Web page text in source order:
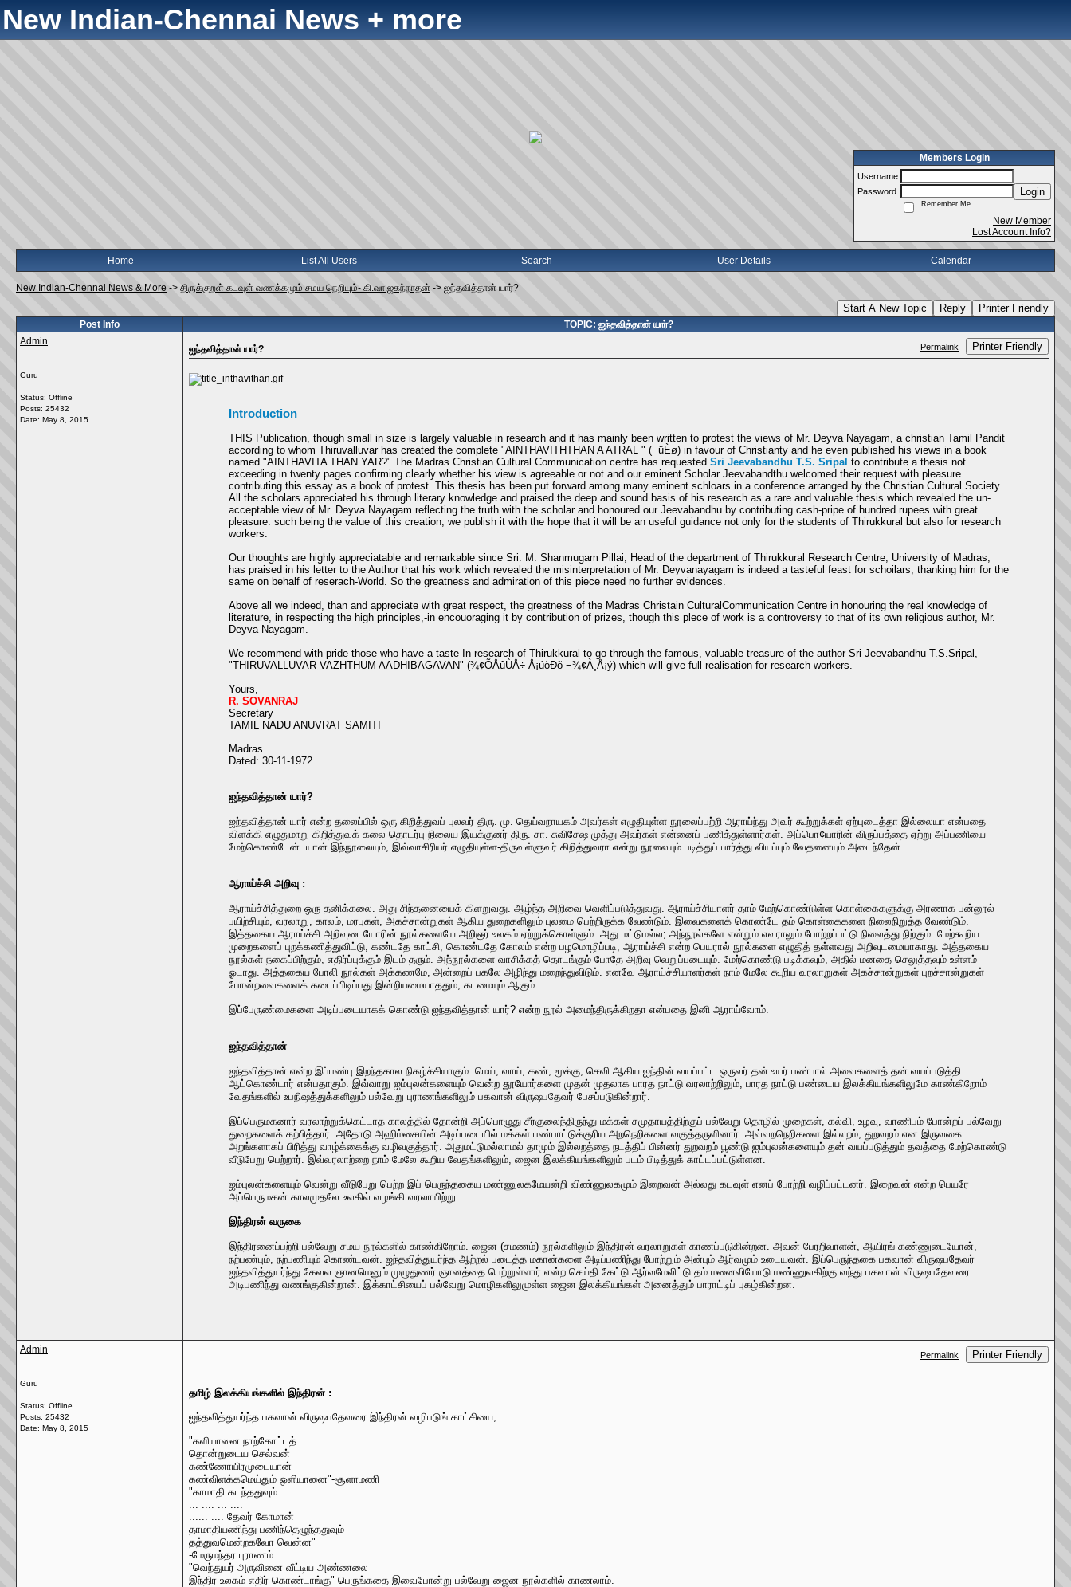
New Indian-Chennai News + more
Members Login
Username
Password
Login
Remember Me
New Member
Lost Account Info?
Home List All Users Search User Details Calendar
New Indian-Chennai News & More -> திருக்குறள் கடவுள் வணக்கமும் சமய நெறியும்- கி.வா.ஜகந்நாதன் -> ஐந்தவித்தான் யார்?
Start A New Topic Reply Printer Friendly
Post Info
TOPIC: ஐந்தவித்தான் யார்?
Admin
Guru
Status: Offline
Posts: 25432
Date: May 8, 2015
ஐந்தவித்தான் யார்? Permalink Printer Friendly
Introduction
THIS Publication, though small in size is largely valuable in research and it has mainly been written to protest the views of Mr. Deyva Nayagam, a christian Tamil Pandit
according to whom Thiruvalluvar has created the complete "AINTHAVITHTHAN A ATRAL " (¬üÈø) in favour of Christianty and he even published his views in a book
named "AINTHAVITA THAN YAR?" The Madras Christian Cultural Communication centre has requested Sri Jeevabandhu T.S. Sripal to contribute a thesis not
exceeding in twenty pages confirming clearly whether his view is agreeable or not and our eminent Scholar Jeevabandthu welcomed their request with pleasure
contributing this essay as a book of protest. This thesis has been put forward among many eminent schloars in a conference arranged by the Christian Cultural Society.
All the scholars appreciated his through literary knowledge and praised the deep and sound basis of his research as a rare and valuable thesis which revealed the un-
acceptable view of Mr. Deyva Nayagam reflecting the truth with the scholar and honoured our Jeevabandhu by contributing cash-pripe of hundred rupees with great
pleasure. such being the value of this creation, we publish it with the hope that it will be an useful guidance not only for the students of Thirukkural but also for research
workers.
Our thoughts are highly appreciatable and remarkable since Sri. M. Shanmugam Pillai, Head of the department of Thirukkural Research Centre, University of Madras,
has praised in his letter to the Author that his work which revealed the misinterpretation of Mr. Deyvanayagam is indeed a tasteful feast for schoilars, thanking him for the
same on behalf of reserach-World. So the greatness and admiration of this piece need no further evidences.
Above all we indeed, than and appreciate with great respect, the greatness of the Madras Christain CulturalCommunication Centre in honouring the real knowledge of
literature, in respecting the high principles,-in encouoraging it by contribution of prizes, though this plece of work is a controversy to that of its own religious author, Mr.
Deyva Nayagam.
We recommend with pride those who have a taste In research of Thirukkural to go through the famous, valuable treasure of the author Sri Jeevabandhu T.S.Sripal,
"THIRUVALLUVAR VAZHTHUM AADHIBAGAVAN" (¾¢ÕÅûÙÅ÷ Å¡úòÐõ ¬¾¢À¸Å¡ý) which will give full realisation for research workers.
Yours,
R. SOVANRAJ
Secretary
TAMIL NADU ANUVRAT SAMITI
Madras
Dated: 30-11-1972
ஐந்தவித்தான் யார்?
ஐந்தவித்தான் யார் என்ற தலைப்பில் ஒரு கிறித்துவப் புலவர் திரு. மு. தெய்வநாயகம் அவர்கள் எழுதியுள்ள நூலைப்பற்றி ஆராய்ந்து அவர் கூற்றுக்கள் ஏற்புடைத்தா இல்லையா என்பதை
விளக்கி எழுதுமாறு கிறித்துவக் கலை தொடர்பு நிலைய இயக்குனர் திரு. சா. சுவிசேஷ முத்து அவர்கள் என்னைப் பணித்துள்ளார்கள். அப்பொ¢யாரின் விருப்பத்தை ஏற்று அப்பணியை
மேற்கொண்டேன். யான் இந்நூலையும், இவ்வாசிரியர் எழுதியுள்ள-திருவள்ளுவர் கிறித்துவரா என்று நூலையும் படித்துப் பார்த்து வியப்பும் வேதனையும் அடைந்தேன்.
ஆராய்ச்சி அறிவு :
ஆராய்ச்சித்துறை ஒரு தனிக்கலை. அது சிந்தனையைக் கிளறுவது. ஆழ்ந்த அறிவை வெளிப்படுத்துவது. ஆராய்ச்சியாளர் தாம் மேற்கொண்டுள்ள கொள்கைகளுக்கு அரணாக பன்னூல்
பயிற்சியும், வரலாறு, காலம், மரபுகள், அகச்சான்றுகள் ஆகிய துறைகளிலும் புலமை பெற்றிருக்க வேண்டும். இவைகளைக் கொண்டே தம் கொள்கைகளை நிலைநிறுத்த வேண்டும்.
இத்தகைய ஆராய்ச்சி அறிவுடையோரின் நூல்களையே அறிஞர் உலகம் ஏற்றுக்கொள்ளும். அது மட்டுமல்ல; அந்நூல்களே என்றும் எவராலும் போற்றப்பட்டு நிலைத்து நிற்கும். மேற்கூறிய
முறைகளைப் புறக்கணித்துவிட்டு, கண்டதே காட்சி, கொண்டதே கோலம் என்ற பழமொழிப்படி, ஆராய்ச்சி என்ற பெயரால் நூல்களை எழுதித் தள்ளவது அறிவுடமையாகாது. அத்தகைய
நூல்கள் நகைப்பிற்கும், எதிர்ப்புக்கும் இடம் தரும். அந்நூல்களை வாசிக்கத் தொடங்கும் போதே அறிவு வெறுப்படையும். மேற்கொண்டு படிக்கவும், அதில் மனதை செலுத்தவும் உள்ளம்
ஓடாது. அத்தகைய போலி நூல்கள் அக்கணமே, அன்றைப் பகலே அழிந்து மறைந்துவிடும். எனவே ஆராய்ச்சியாளர்கள் நாம் மேலே கூறிய வரலாறுகள் அகச்சான்றுகள் புறச்சான்றுகள்
போன்றவைகளைக் கடைப்பிடிப்பது இன்றியமையாததும், கடமையும் ஆகும்.
இப்பேருண்மைகளை அடிப்படையாகக் கொண்டு ஐந்தவித்தான் யார்? என்ற நூல் அமைந்திருக்கிறதா என்பதை இனி ஆராய்வோம்.
ஐந்தவித்தான்
ஐந்தவித்தான் என்ற இப்பண்பு இறந்தகால நிகழ்ச்சியாகும். மெய், வாய், கண், மூக்கு, செவி ஆகிய ஐந்தின் வயப்பட்ட ஒருவர் தன் உயர் பண்பால் அவைகளைத் தன் வயப்படுத்தி
ஆட்கொண்டார் என்பதாகும். இவ்வாறு ஐம்புலன்களையும் வென்ற தூயோர்களை முதன் முதலாக பாரத நாட்டு வரலாற்றிலும், பாரத நாட்டு பண்டைய இலக்கியங்களிலுமே காண்கிறோம்
வேதங்களில் உபநிஷத்துக்களிலும் பல்வேறு புராணங்களிலும் பகவான் விருஷபதேவர் பேசப்படுகின்றார்.
இப்பெருமகனார் வரலாற்றுக்கெட்டாத காலத்தில் தோன்றி அப்பொழுது சீர்குலைந்திருந்து மக்கள் சமுதாயத்திற்குப் பல்வேறு தொழில் முறைகள், கல்வி, உழவு, வாணிபம் போன்றப் பல்வேறு
துறைகளைக் கற்பித்தார். அதோடு அஹிம்சையின் அடிப்படையில் மக்கள் பண்பாட்டுக்குரிய அறநெறிகளை வகுத்தருளினார். அவ்வறநெறிகளை இல்லறம், துறவறம் என இருவகை
அறங்களாகப் பிரித்து வாழ்க்கைக்கு வழிவகுத்தார். அதுமட்டுமல்லாமல் தாமும் இல்லறத்தை நடத்திப் பின்னர் துறவறம் பூண்டு ஐம்புலன்களையும் தன் வயப்படுத்தும் தவத்தை மேற்கொண்டு
வீடுபேறு பெற்றார். இவ்வரலாற்றை நாம் மேலே கூறிய வேதங்களிலும், ஜைன இலக்கியங்களிலும் படம் பிடித்துக் காட்டப்பட்டுள்ளன.
ஐம்புலன்களையும் வென்று வீடுபேறு பெற்ற இப் பெருந்தகைய மண்ணுலகமேயன்றி விண்ணுலகமும் இறைவன் அல்லது கடவுள் எனப் போற்றி வழிப்பட்டனர். இறைவன் என்ற பெயரே
அப்பெருமகன் காலமுதலே உலகில் வழங்கி வரலாயிற்று.
இந்திரன் வருகை
இந்திரனைப்பற்றி பல்வேறு சமய நூல்களில் காண்கிறோம். ஜைன (சமணம்) நூல்களிலும் இந்திரன் வரலாறுகள் காணப்படுகின்றன. அவன் பேரறிவாளன், ஆயிரங் கண்ணுடையோன்,
நற்பண்பும், நற்பணியும் கொண்டவன். ஐந்தவித்துயர்ந்த ஆற்றல் படைத்த மகான்களை அடிப்பணிந்து போற்றும் அன்பும் ஆர்வமும் உடையவன். இப்பெருந்தகை பகவான் விருஷபதேவர்
ஐந்தவித்துயர்ந்து கேவல ஞானமெனும் முழுதுணர் ஞானத்தை பெற்றுள்ளார் என்ற செய்தி கேட்டு ஆர்வமேலிட்டு தம் மனைவியோடு மண்ணுலகிற்கு வந்து பகவான் விருஷபதேவரை
அடிபணிந்து வணங்குகின்றான். இக்காட்சியைப் பல்வேறு மொழிகளிலுமுள்ள ஜைன இலக்கியங்கள் அனைத்தும் பாராட்டிப் புகழ்கின்றன.
Admin
Guru
Status: Offline
Posts: 25432
Date: May 8, 2015
Permalink Printer Friendly
தமிழ் இலக்கியங்களில் இந்திரன் :
ஐந்தவித்துயர்ந்த பகவான் விருஷபதேவரை இந்திரன் வழிபடுங் காட்சியை,
"களியானை நாற்கோட்டத்
தொன்றுடைய செல்வன்
கண்ணோயிரமுடையான்
கண்விளக்கமெய்தும் ஒளியானை"-சூளாமணி
"காமாதி கடந்ததுவும்.....
... .... ... ....
...... .... தேவர் கோமான்
தாமாதியணிந்து பணிந்தெழுந்ததுவும்
தத்துவமென்றகவோ வென்ன"
-மேருமந்தர புராணம்
"வெந்துயர் அருவினை வீட்டிய அண்ணலை
இந்திர உலகம் எதிர் கொண்டாங்கு" பெருங்கதை இவைபோன்று பல்வேறு ஜைன நூல்களில் காணலாம்.